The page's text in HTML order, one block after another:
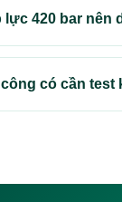
lực 420 bar nên
có cần test